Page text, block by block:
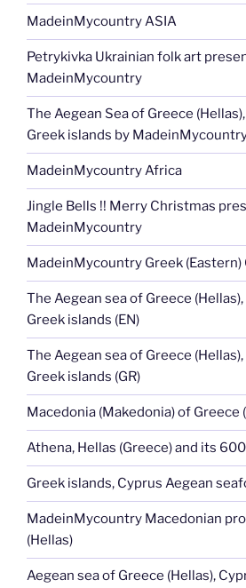
MadeinMycountry ASIA
Petrykivka Ukrainian folk art
MadeinMycountry
The Aegean Sea of Greece
Greek islands by
MadeinMycountry Africa
Jingle Bells !! Merry Christmas
MadeinMycountry
MadeinMycountry Greek
The Aegean sea of Greece
Greek islands (EN)
The Aegean sea of Greece
Greek islands (GR)
Macedonia (Makedonia) of Greece
Athena, Hellas (Greece) and its
Greek islands, Cyprus Aegean
MadeinMycountry Macedonian
(Hellas)
Aegean sea of Greece (Hellas),